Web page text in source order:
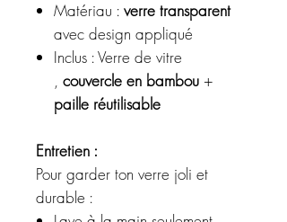
Matériau : verre transparent
avec design appliqué
Inclus : Verre de vitre
, couvercle en bambou +
paille réutilisable
Entretien :
Pour garder ton verre joli et
durable :